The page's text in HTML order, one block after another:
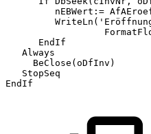
nEBWert:=
EndIf
Always
BeClose(oDfInv)
StopSeq
EndIf